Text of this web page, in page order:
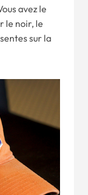
avez le
le noir, le
sur la